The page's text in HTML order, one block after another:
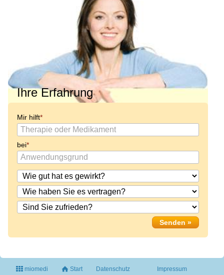
Ihre Erfahrung
Mir hilft
bei
miomedi Start Datenschutz Impressum